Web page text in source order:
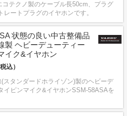
コテクノ製のケーブル長50cm、プラグ
レートプラグのイヤホンです。
状態の良い中古整備品
製 ヘビーデューティー
イク&イヤホン
込）
スタンダードホライゾン)製のヘビーデ
イピンマイク&イヤホンSSM-58ASAを